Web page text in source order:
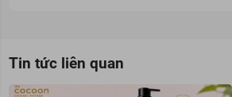
Tin tức liên quan